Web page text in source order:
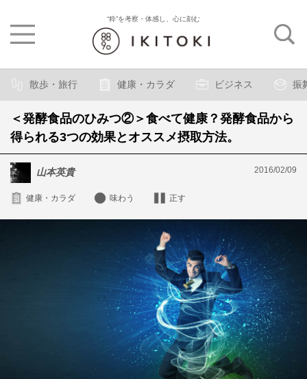
“粋”を考察・体感し、心に刻む
散歩・旅行 健康・カラダ ビジネス 振
＜発酵食品のひみつ②＞食べて健康？発酵食品から
得られる3つの効果とオススメ摂取方法。
山本英貴 2016/02/09
健康・カラダ 味わう 正す